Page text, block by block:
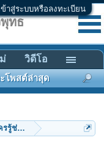
ข้าสู่ระบบหรือลงทะเบียน
รู้ช่วยบอกหน่อยครับ
ทธ
โพสต์ล่าสุด
วิดีโอ